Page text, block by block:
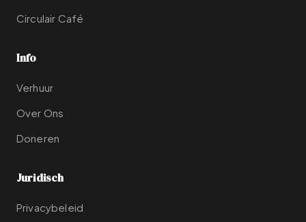
Circulair Café
Info
Verhuur
Over Ons
Doneren
Juridisch
Privacybeleid